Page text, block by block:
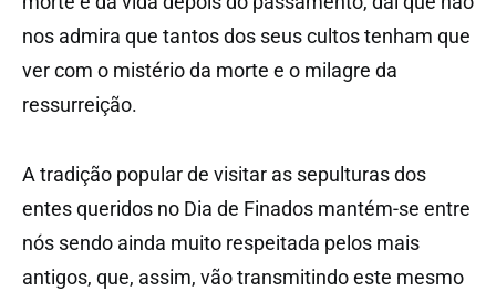
nos admira que tantos dos seus cultos tenham que
ver com o mistério da morte e o milagre da
ressurreição.
A tradição popular de visitar as sepulturas dos
entes queridos no Dia de Finados mantém-se entre
nós sendo ainda muito respeitada pelos mais
antigos, que, assim, vão transmitindo este mesmo